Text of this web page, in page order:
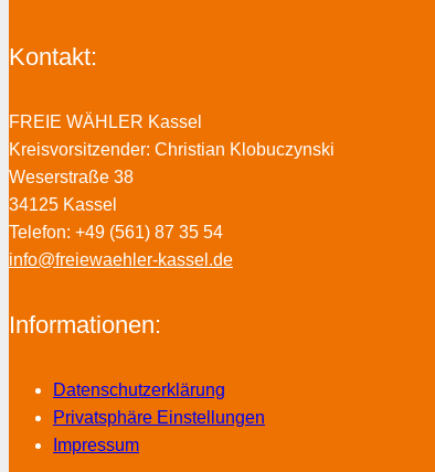
Kontakt:
FREIE WÄHLER Kassel
Kreisvorsitzender: Christian Klobuczynski
Weserstraße 38
34125 Kassel
Telefon: +49 (561) 87 35 54
info@freiewaehler-kassel.de
Informationen:
Datenschutzerklärung
Privatsphäre Einstellungen
Impressum